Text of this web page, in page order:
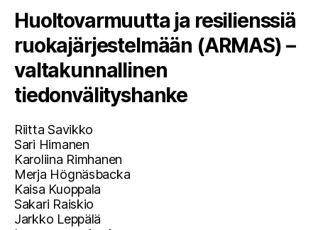
Huoltovarmuutta ja resilienssiä
ruokajärjestelmään (ARMAS) –
valtakunnallinen
tiedonvälityshanke
Riitta Savikko
Sari Himanen
Karoliina Rimhanen
Merja Högnäsbacka
Kaisa Kuoppala
Sakari Raiskio
Jarkko Leppälä